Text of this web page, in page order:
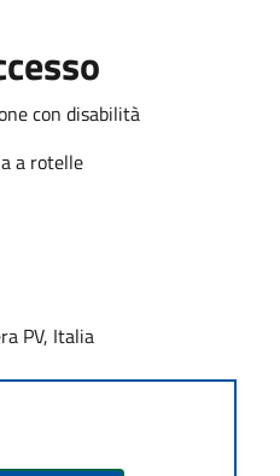
con disabilità
a rotelle
PV, Italia